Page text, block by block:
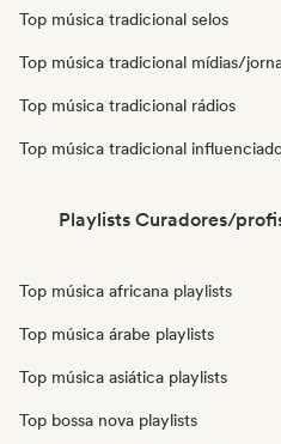
Top música tradicional selos
Top música tradicional mídias/
Top música tradicional rádios
Top música tradicional
Playlists Curadores/
Top música africana playlists
Top música árabe playlists
Top música asiática playlists
Top bossa nova playlists